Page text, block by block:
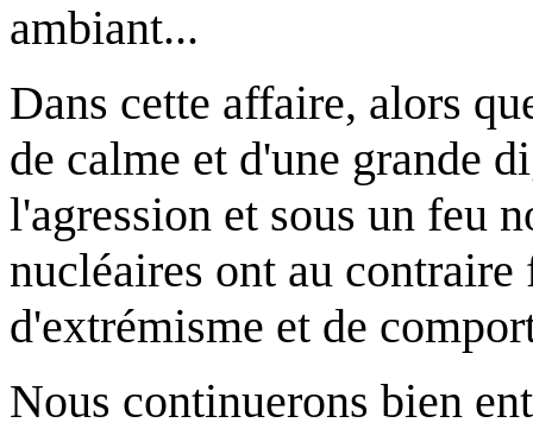
ambiant...
Dans cette affaire, alors
de calme et d'une grande
l'agression et sous un feu
nucléaires ont au
d'extrémisme et de
Nous continuerons bien